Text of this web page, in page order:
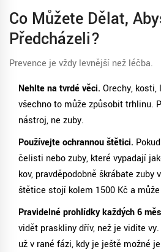
Co Můžete Dělat,
Předcházeli?
Prevence je vždy levnější než léčba.
Nehlte na tvrdé věci. Orechy, kosti,
všechno to může způsobit trhlinu.
nástroj, ne zuby.
Používejte ochrannou štětici.
čelisti nebo zuby, které vypadají
kov, pravděpodobně škrábate zuby
štětice stojí kolem 1500 Kč a
Pravidelné prohlídky každých 6
vidět praskliny dřív, než je vidíte
už v rané fázi, kdy je ještě možné